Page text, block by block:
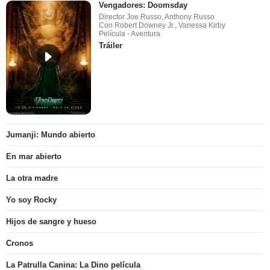
Vengadores: Doomsday
Director Joe Russo, Anthony Russo
Con Robert Downey Jr., Vanessa Kirby
Película - Aventura
Tráiler
Jumanji: Mundo abierto
En mar abierto
La otra madre
Yo soy Rocky
Hijos de sangre y hueso
Cronos
La Patrulla Canina: La Dino película